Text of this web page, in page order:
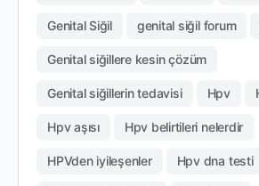
Genital Siğil genital siğil forum
Genital siğillere kesin çözüm
Genital siğillerin tedavisi Hpv
Hpv aşısı Hpv belirtileri nelerdir
HPVden iyileşenler Hpv dna testi